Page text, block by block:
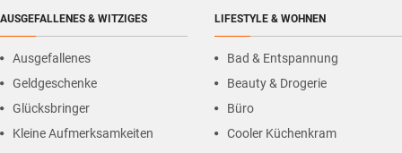
AUSGEFALLENES & WITZIGES
Ausgefallenes
Geldgeschenke
Glücksbringer
Kleine Aufmerksamkeiten
LIFESTYLE & WOHNEN
Bad & Entspannung
Beauty & Drogerie
Büro
Cooler Küchenkram